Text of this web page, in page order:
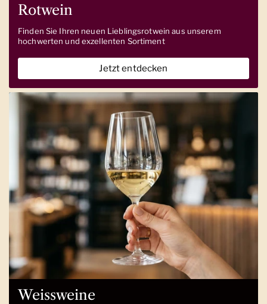
Rotwein
Finden Sie Ihren neuen Lieblingsrotwein aus unserem
hochwerten und exzellenten Sortiment
Jetzt entdecken
Weissweine